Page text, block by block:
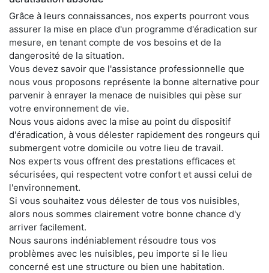
Grâce à leurs connaissances, nos experts pourront vous
assurer la mise en place d'un programme d'éradication sur
mesure, en tenant compte de vos besoins et de la
dangerosité de la situation.
Vous devez savoir que l'assistance professionnelle que
nous vous proposons représente la bonne alternative pour
parvenir à enrayer la menace de nuisibles qui pèse sur
votre environnement de vie.
Nous vous aidons avec la mise au point du dispositif
d'éradication, à vous délester rapidement des rongeurs qui
submergent votre domicile ou votre lieu de travail.
Nos experts vous offrent des prestations efficaces et
sécurisées, qui respectent votre confort et aussi celui de
l'environnement.
Si vous souhaitez vous délester de tous vos nuisibles,
alors nous sommes clairement votre bonne chance d'y
arriver facilement.
Nous saurons indéniablement résoudre tous vos
problèmes avec les nuisibles, peu importe si le lieu
concerné est une structure ou bien une habitation.